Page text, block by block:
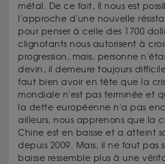
métal. De ce fait, Il nous est
l'approche d'une nouvelle
pour penser à celle des 1700
clignotants nous autorisent à
progression, mais, personne
devin, il demeure toujours
faut bien avoir en tête que la
mondiale n'est pas terminée et
la dette européenne n'a pas
ailleurs, nous apprenons que la
Chine est en baisse et a atteint
depuis 2009. Mais, il ne faut pas
baisse ressemble plus à une